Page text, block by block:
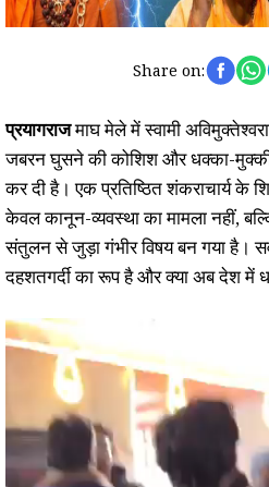
Share on:
प्रयागराजमाघ मेले में स्वामी
जबरन घुसने की कोशिश और धक्का-
कर दी है। एक प्रतिष्ठित शंकराचार्य के
केवल कानून-व्यवस्था का मामला नहीं,
संतुलन से जुड़ा गंभीर विषय बन गया है।
दहशतगर्दी का रूप है और क्या अब देश में
Video
Player